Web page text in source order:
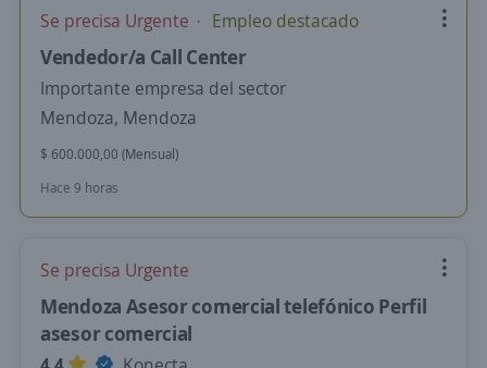
Se precisa Urgente Empleo destacado
Vendedor/a Call Center
Importante empresa del sector
Mendoza, Mendoza
$ 600.000,00 (Mensual)
Hace 9 horas
Se precisa Urgente
Mendoza Asesor comercial telefónico Perfil
asesor comercial